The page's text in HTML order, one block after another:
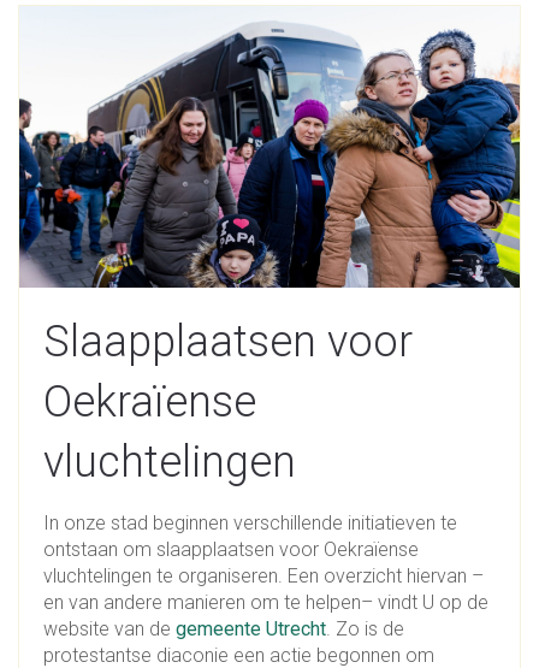
Slaapplaatsen voor
Oekraïense
vluchtelingen
In onze stad beginnen verschillende initiatieven te
ontstaan om slaapplaatsen voor Oekraïense
vluchtelingen te organiseren. Een overzicht hiervan –
en van andere manieren om te helpen– vindt U op de
website van de gemeente Utrecht. Zo is de
protestantse diaconie een actie begonnen om